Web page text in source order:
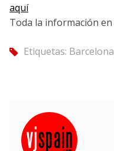
aquí
Toda la información en
tag Etiquetas: Barcelona